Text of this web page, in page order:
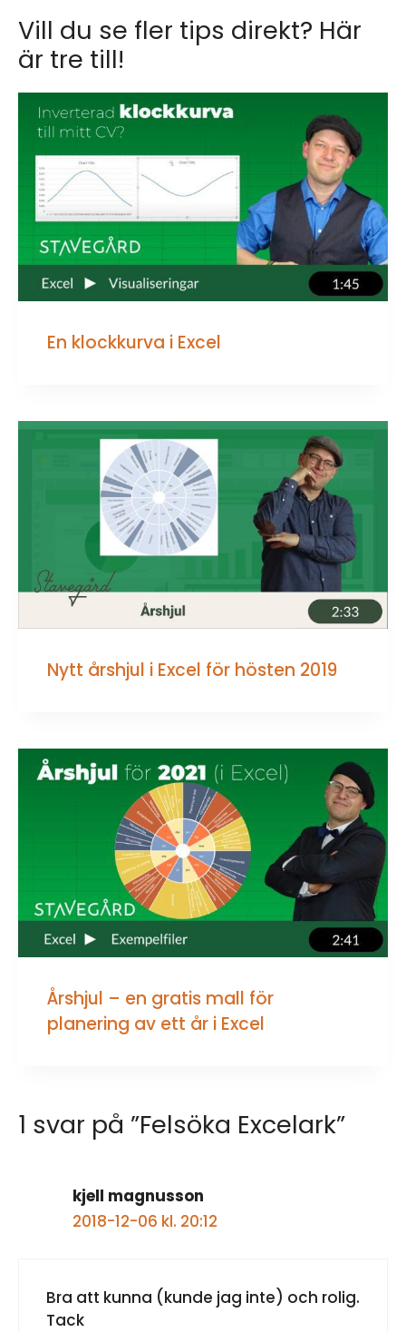
Vill du se fler tips direkt? Här
är tre till!
En klockkurva i Excel
Nytt årshjul i Excel för hösten 2019
Årshjul – en gratis mall för
planering av ett år i Excel
1 svar på ”Felsöka Excelark”
kjell magnusson
2018-12-06 kl. 20:12
Bra att kunna (kunde jag inte) och rolig.
Tack